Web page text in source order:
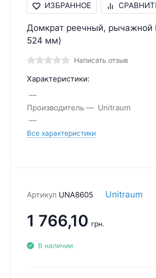
ИЗБРАННОЕ
Домкрат реечный, рычажной
524 мм)
Написать отзыв
Характеристики:
Производитель Unitraum
Все характеристики
Артикул UNA8605 Unitraum
1 766,10 грн.
В наличии